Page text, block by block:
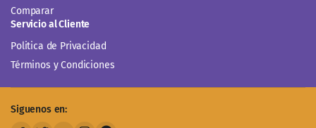
Comparar
Servicio al Cliente
Politica de Privacidad
Términos y Condiciones
Siguenos en: